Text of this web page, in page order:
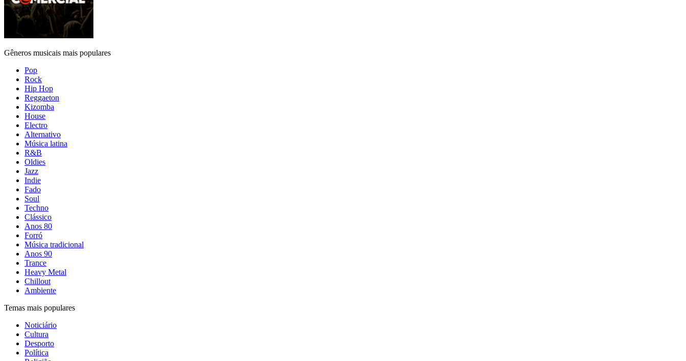
Gêneros musicais mais populares
Pop
Rock
Hip Hop
Reggaeton
Kizomba
House
Electro
Alternativo
Música latina
R&B
Oldies
Jazz
Indie
Fado
Soul
Techno
Clássico
Anos 80
Forró
Música tradicional
Anos 90
Trance
Heavy Metal
Chillout
Ambiente
Temas mais populares
Noticiário
Cultura
Desporto
Política